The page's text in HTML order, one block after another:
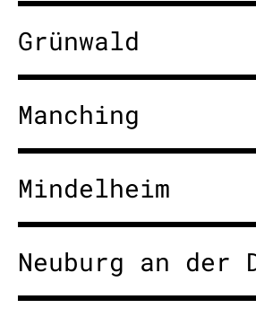
Grünwald
Manching
Mindelheim
Neuburg an der